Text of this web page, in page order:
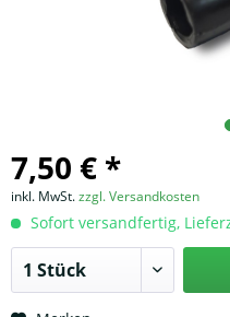
7,50 € *
inkl. MwSt.zzgl. Versandkosten
Sofort versandfertig,